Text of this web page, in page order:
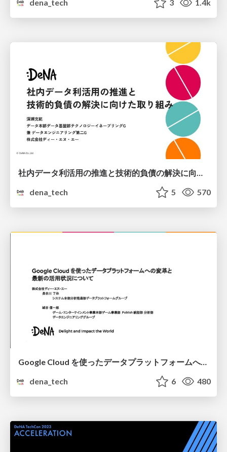
dena_tech 3 1.4k
社内データ利活用の推進と技術的負債の解決に向けた取り組み
dena_tech
5 570
Google Cloud を使ったデータプラットフォームへの変革と 最新の活用状況について
dena_tech
6 480